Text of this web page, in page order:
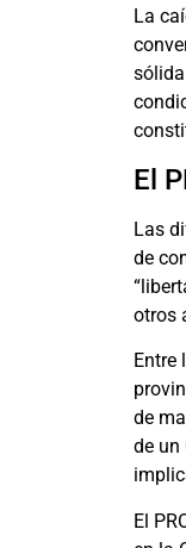
La
El
Las
de
otros
Entre
de
de un
El